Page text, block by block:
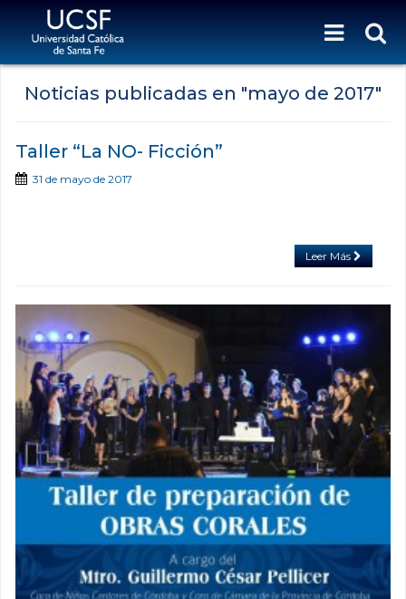
Noticias publicadas en "mayo de 2017"
Taller “La NO- Ficción”
31 de mayo de 2017
Leer Más